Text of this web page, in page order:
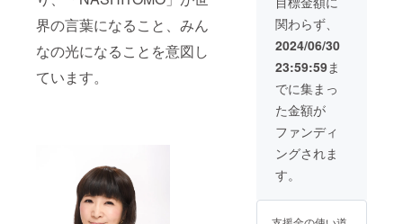
界の言葉になること、みん
なの光になることを意図し
ています。
い。 ・支援者様
との連絡方法：
詳細はメールで
連絡します。
※「上乗せ支援」
機能も活用いた
だけます。応援
の程宜しくお願
い申し上げま
す。 ※消費税込
み
続する限り 〇一
般社団法人設立
記念パーティー
招待します。 ・
日時：2024年10
月頃の開催 ・場
所：渋谷近郊 ・
支援者様の交通
費や滞在費：支
援者様の交通費
や滞在費は各自
でご負担くださ
い。 ・支援者様
との連絡方法：
関わらず、
2024/06/30
23:59:59ま
でに集まっ
た金額が
ファンディ
ングされま
す。